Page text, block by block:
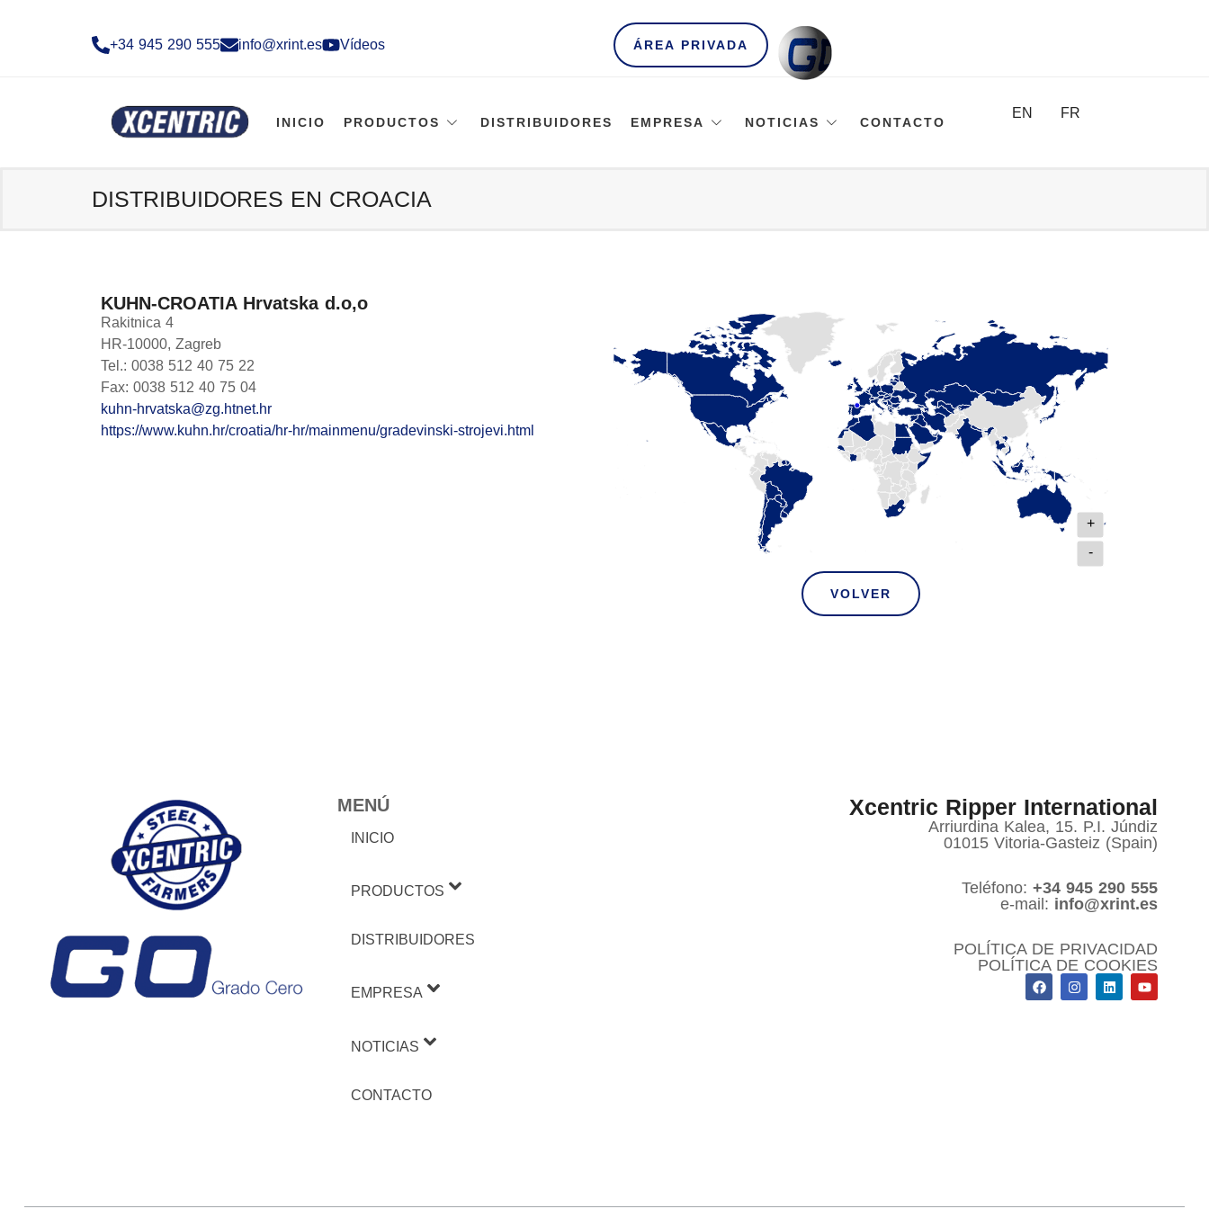
+34 945 290 555​ info@xrint.es Vídeos ÁREA PRIVADA
INICIO PRODUCTOS DISTRIBUIDORES EMPRESA NOTICIAS CONTACTO
EN FR
DISTRIBUIDORES EN CROACIA
KUHN-CROATIA Hrvatska d.o,o
Rakitnica 4
HR-10000, Zagreb
Tel.: 0038 512 40 75 22
Fax: 0038 512 40 75 04
kuhn-hrvatska@zg.htnet.hr
https://www.kuhn.hr/croatia/hr-hr/mainmenu/gradevinski-strojevi.html
+
-
VOLVER
MENÚ
INICIO
PRODUCTOS
DISTRIBUIDORES
EMPRESA
NOTICIAS
CONTACTO
Xcentric Ripper International
Arriurdina Kalea, 15. P.I. Júndiz
01015 Vitoria-Gasteiz (Spain)
Teléfono: +34 945 290 555
e-mail: info@xrint.es
POLÍTICA DE PRIVACIDAD
POLÍTICA DE COOKIES